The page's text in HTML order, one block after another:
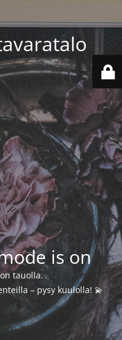
is on
tauolla.
– pysy kuulolla! 💫